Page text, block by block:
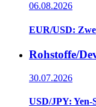
06.08.2026
EUR/USD:
Rohstoffe/
30.07.2026
USD/JPY: Yen-